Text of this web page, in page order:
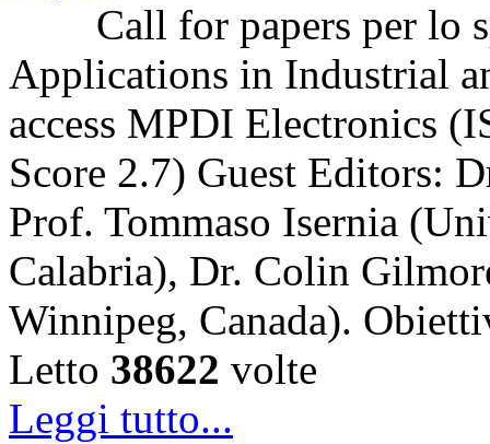
Call for papers per lo
Applications in Industrial
access MPDI Electronics
Score 2.7) Guest Editors:
Prof. Tommaso Isernia
Calabria), Dr. Colin
Winnipeg, Canada).
Letto 38622 volte
Leggi tutto...